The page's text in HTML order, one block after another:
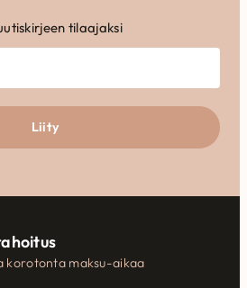
tilaajaksi
Liity
korotonta maksu-aikaa